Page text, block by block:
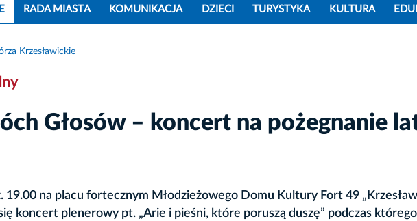
RADA MIASTA KOMUNIKACJA DZIECI TURYSTYKA KULTURA
Krzesławickie
Głosów – koncert na pożegnanie
19.00 na placu fortecznym Młodzieżowego Domu Kultury Fort 49
koncert plenerowy pt. „Arie i pieśni, które poruszą duszę” podczas